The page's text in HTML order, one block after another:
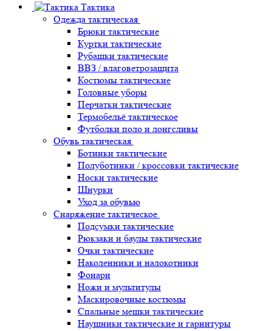
Тактика
Одежда тактическая
Брюки тактические
Куртки тактические
Рубашки тактические
ВВЗ / влаговетрозащита
Костюмы тактические
Головные уборы
Перчатки тактические
Термобельё тактическое
Футболки поло и лонгсливы
Обувь тактическая
Ботинки тактические
Полуботинки / кроссовки тактические
Носки тактические
Шнурки
Уход за обувью
Снаряжение тактическое
Подсумки тактические
Рюкзаки и баулы тактические
Очки тактические
Наколенники и налокотники
Фонари
Ножи и мультитулы
Маскировочные костюмы
Спальные мешки тактические
Наушники тактические и гарнитуры